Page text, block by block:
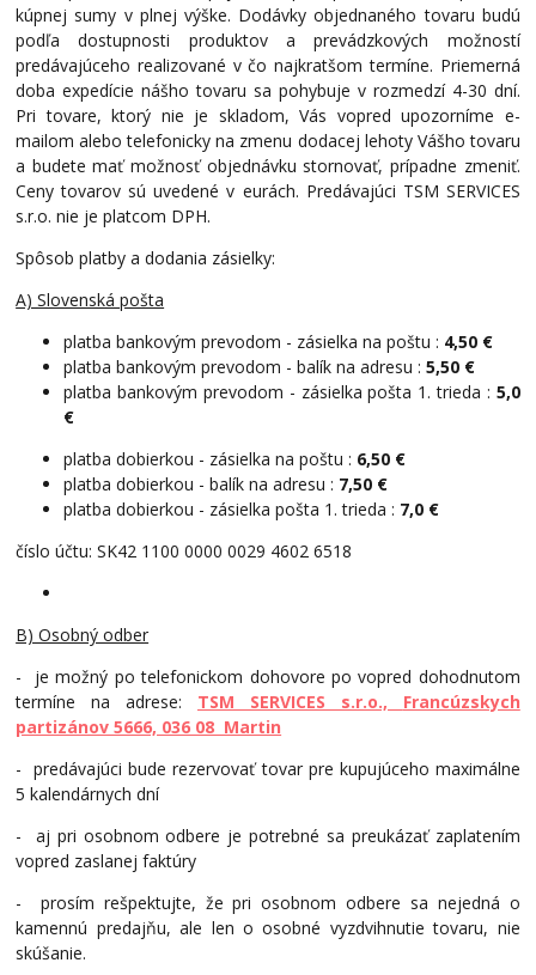
kúpnej sumy v plnej výške. Dodávky objednaného tovaru budú
podľa dostupnosti produktov a prevádzkových možností
predávajúceho realizované v čo najkratšom termíne. Priemerná
doba expedície nášho tovaru sa pohybuje v rozmedzí 4-30 dní.
Pri tovare, ktorý nie je skladom, Vás vopred upozorníme e-
mailom alebo telefonicky na zmenu dodacej lehoty Vášho tovaru
a budete mať možnosť objednávku stornovať, prípadne zmeniť.
Ceny tovarov sú uvedené v eurách. Predávajúci TSM SERVICES
s.r.o. nie je platcom DPH.
Spôsob platby a dodania zásielky:
A) Slovenská pošta
platba bankovým prevodom - zásielka na poštu : 4,50 €
platba bankovým prevodom - balík na adresu : 5,50 €
platba bankovým prevodom - zásielka pošta 1. trieda : 5,0
€
platba dobierkou - zásielka na poštu : 6,50 €
platba dobierkou - balík na adresu : 7,50 €
platba dobierkou - zásielka pošta 1. trieda : 7,0 €
číslo účtu: SK42 1100 0000 0029 4602 6518
B) Osobný odber
- je možný po telefonickom dohovore po vopred dohodnutom
termíne na adrese: TSM SERVICES s.r.o., Francúzskych
partizánov 5666, 036 08 Martin
- predávajúci bude rezervovať tovar pre kupujúceho maximálne
5 kalendárnych dní
- aj pri osobnom odbere je potrebné sa preukázať zaplatením
vopred zaslanej faktúry
- prosím rešpektujte, že pri osobnom odbere sa nejedná o
kamennú predajňu, ale len o osobné vyzdvihnutie tovaru, nie
skúšanie.